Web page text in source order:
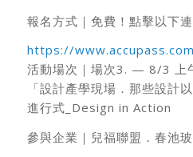
報名方式｜免費！點擊以下
https://
活動場次｜場次3. — 8/3 上
「設計產學現場．那些設計
進行式_Design in Action
參與企業｜兒福聯盟．春池